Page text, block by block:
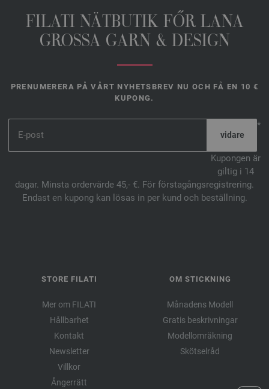
FILATI NÄTBUTIK FŐR LANA
GROSSA GARN & DESIGN
PRENUMERERA PÅ VÅRT NYHETSBREV NU OCH FÅ EN 10 €
KUPONG.
*
Kupongen är
giltig i 14
dagar. Minsta ordervärde 45,- €. För förstagångsregistrering.
Endast en kupong kan lösas in per kund och beställning.
STORE FILATI
Mer om FILATI
Hållbarhet
Kontakt
Newsletter
Villkor
Ångerrätt
OM STICKNING
Månadens Modell
Gratis beskrivningar
Modellomräkning
Skötselråd